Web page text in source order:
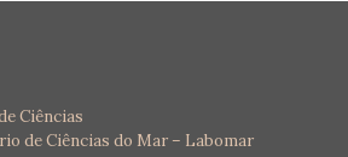
Ciências
de Ciências do Mar – Labomar